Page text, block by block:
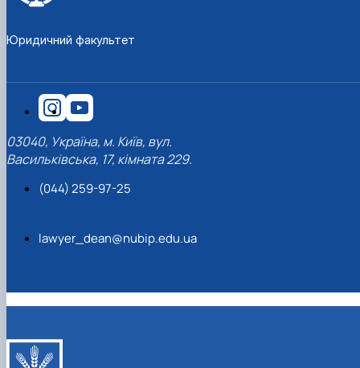
Юридичний факультет
03040, Україна, м. Київ, вул.
Васильківська, 17, кімната 229.
(044) 259-97-25
lawyer_dean@nubip.edu.ua